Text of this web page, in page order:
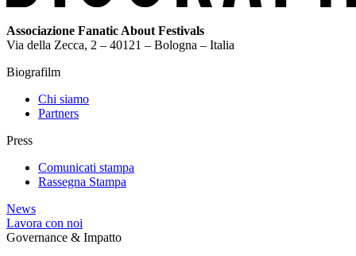
Associazione Fanatic About Festivals
Via della Zecca, 2 – 40121 – Bologna – Italia
Biografilm
Chi siamo
Partners
Press
Comunicati stampa
Rassegna Stampa
News
Lavora con noi
Governance & Impatto